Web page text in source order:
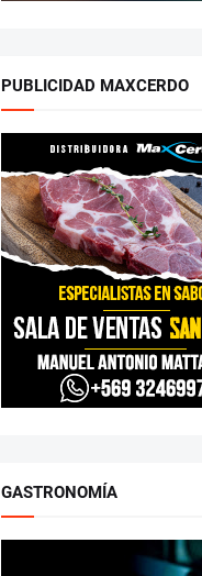
PUBLICIDAD MAXCERDO
GASTRONOMÍA